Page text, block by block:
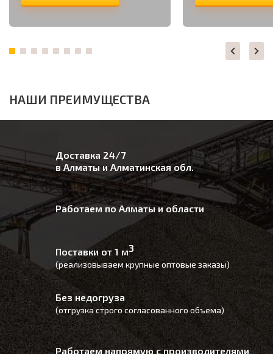
НАШИ ПРЕИМУЩЕСТВА
Доставка 24/7
в Алматы и Алматинская обл.
Работаем по Алматы и области
Поставки от 1 м3
(реализовываем крупные оптовые заказы)
Без недогруза
(отгрузка строго согласованного объема)
Работаем напрямую с производителями